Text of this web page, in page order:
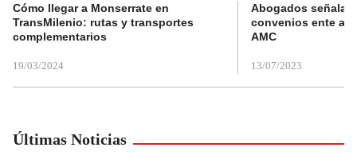
Cómo llegar a Monserrate en
TransMilenio: rutas y transportes
complementarios
19/03/2024
Abogados
convenios ente
AMC
13/07/2023
Últimas Noticias